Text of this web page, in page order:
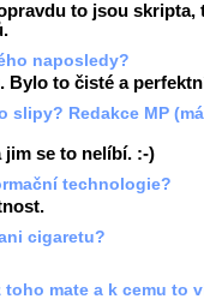
to jsou skripta,
naposledy?
Bylo to čisté a
slipy? Redakce MP
jim se to nelíbí. :-)
technologie?
cigaretu?
mate a k cemu to